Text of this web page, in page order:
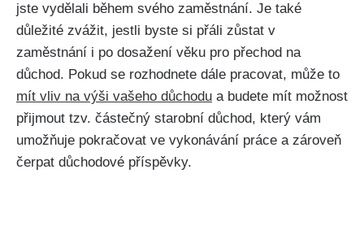
jste vydělali během svého zaměstnání. Je také
důležité zvážit, jestli byste si přáli zůstat v
zaměstnání i po dosažení věku pro přechod na
důchod. Pokud se rozhodnete dále pracovat, může to
mít vliv na výši vašeho důchodu a budete mít možnost
přijmout tzv. částečný starobní důchod, který vám
umožňuje pokračovat ve vykonávání práce a zároveň
čerpat důchodové příspěvky.